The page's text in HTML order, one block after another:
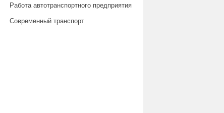
Работа автотранспортного предприятия
Современный транспорт